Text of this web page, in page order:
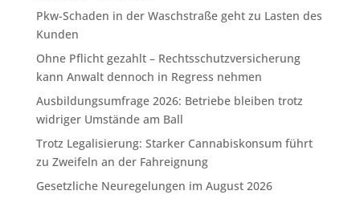
Pkw-Schaden in der Waschstraße geht zu Lasten des
Kunden
Ohne Pflicht gezahlt – Rechtsschutzversicherung
kann Anwalt dennoch in Regress nehmen
Ausbildungsumfrage 2026: Betriebe bleiben trotz
widriger Umstände am Ball
Trotz Legalisierung: Starker Cannabiskonsum führt
zu Zweifeln an der Fahreignung
Gesetzliche Neuregelungen im August 2026